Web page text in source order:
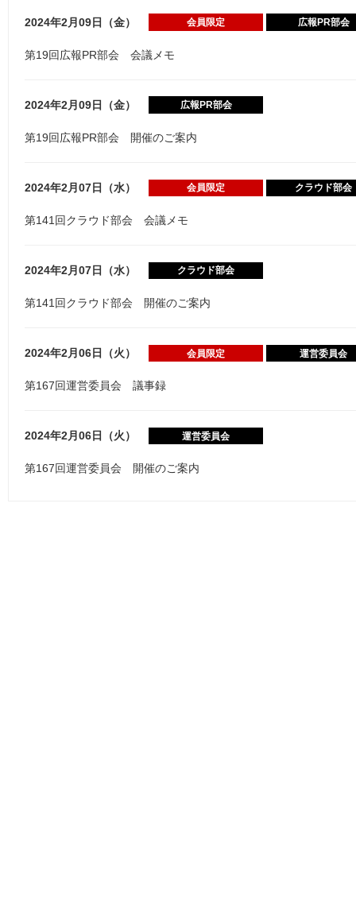
2024年2月09日（金） 会員限定 広報PR部会
第19回広報PR部会 会議メモ
2024年2月09日（金） 広報PR部会
第19回広報PR部会 開催のご案内
2024年2月07日（水） 会員限定 クラウド部会
第141回クラウド部会 会議メモ
2024年2月07日（水） クラウド部会
第141回クラウド部会 開催のご案内
2024年2月06日（火） 会員限定 運営委員会
第167回運営委員会 議事録
2024年2月06日（火） 運営委員会
第167回運営委員会 開催のご案内